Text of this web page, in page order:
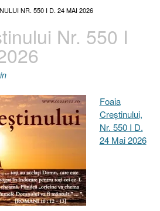
NR. 550 I D. 24 MAI 2026
Nr. 550 I
Foaia
Creştinului,
Nr. 550 I D.
24 Mai 2026